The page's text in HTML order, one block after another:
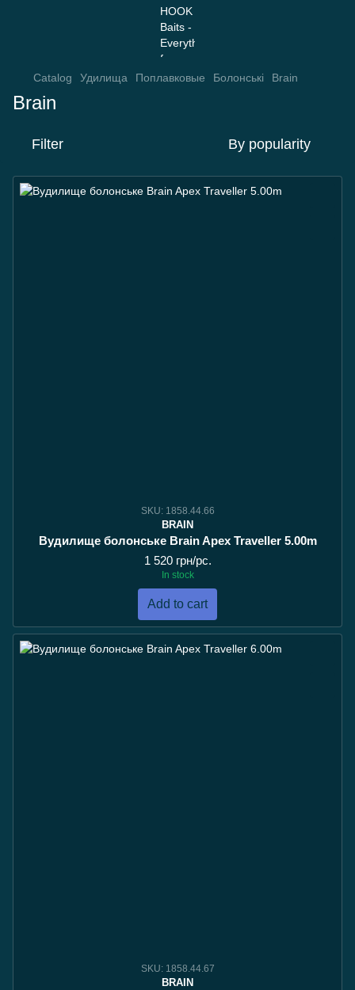
Catalog Удилища Поплавковые Болонські Brain
Brain
Filter By popularity
SKU: 1858.44.66
BRAIN
Вудилище болонське Brain Apex Traveller 5.00m
1 520 грн/pc.
In stock
Add to cart
SKU: 1858.44.67
BRAIN